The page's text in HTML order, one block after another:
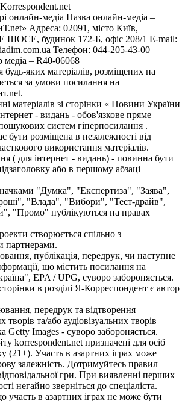
онлайн-медіа Назва онлайн-медіа –
Адреса: 02091, місто Київ,
будинок 172-Б, офіс 208/1 E-mail:
Телефон: 044-205-43-00
медіа – R40-06068
яких матеріалів, розміщених на
за умови посилання на
матеріалів зі сторінки « Новини України
- видань - обов'язкове пряме
систем гіперпосилання .
бути розміщена в незалежності від
використання матеріалів.
( для інтернет - видань) - повинна бути
або в першому абзаці
"Думка", "Експертиза", "Заява",
"Влада", "Вибори", "Тест-драйв",
"Промо" публікуються на правах
створюється спільно з
партнерами.
публікація, передрук, чи наступне
що містить посилання на
EPA / UPG, суворо забороняється.
в розділі Я-Корреспондент є автор
передрук та відтворення
творів та/або аудіовізуальних творів
Getty Images - суворо забороняється.
korrespondent.net призначені для осіб
(21+). Участь в азартних іграх може
залежність. Дотримуйтесь правил
гри. При виявленні перших
негайно зверніться до спеціаліста.
участь в азартних іграх не може бути